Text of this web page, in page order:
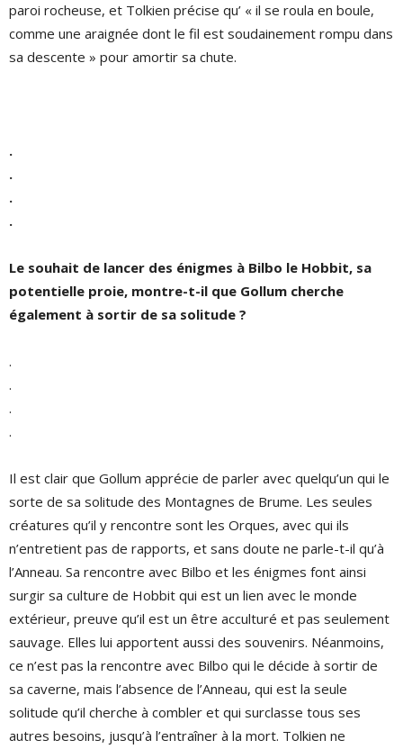
paroi rocheuse, et Tolkien précise qu’ « il se roula en boule,
comme une araignée dont le fil est soudainement rompu dans
sa descente » pour amortir sa chute.
.
.
.
.
Le souhait de lancer des énigmes à Bilbo le Hobbit, sa
potentielle proie, montre-t-il que Gollum cherche
également à sortir de sa solitude ?
.
.
.
.
Il est clair que Gollum apprécie de parler avec quelqu’un qui le
sorte de sa solitude des Montagnes de Brume. Les seules
créatures qu’il y rencontre sont les Orques, avec qui ils
n’entretient pas de rapports, et sans doute ne parle-t-il qu’à
l’Anneau. Sa rencontre avec Bilbo et les énigmes font ainsi
surgir sa culture de Hobbit qui est un lien avec le monde
extérieur, preuve qu’il est un être acculturé et pas seulement
sauvage. Elles lui apportent aussi des souvenirs. Néanmoins,
ce n’est pas la rencontre avec Bilbo qui le décide à sortir de
sa caverne, mais l’absence de l’Anneau, qui est la seule
solitude qu’il cherche à combler et qui surclasse tous ses
autres besoins, jusqu’à l’entraîner à la mort. Tolkien ne